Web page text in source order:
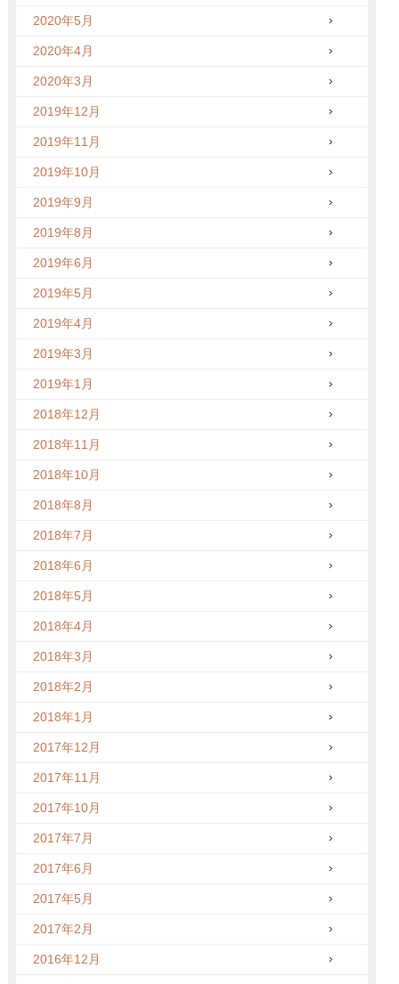
2020年5月
2020年4月
2020年3月
2019年12月
2019年11月
2019年10月
2019年9月
2019年8月
2019年6月
2019年5月
2019年4月
2019年3月
2019年1月
2018年12月
2018年11月
2018年10月
2018年8月
2018年7月
2018年6月
2018年5月
2018年4月
2018年3月
2018年2月
2018年1月
2017年12月
2017年11月
2017年10月
2017年7月
2017年6月
2017年5月
2017年2月
2016年12月